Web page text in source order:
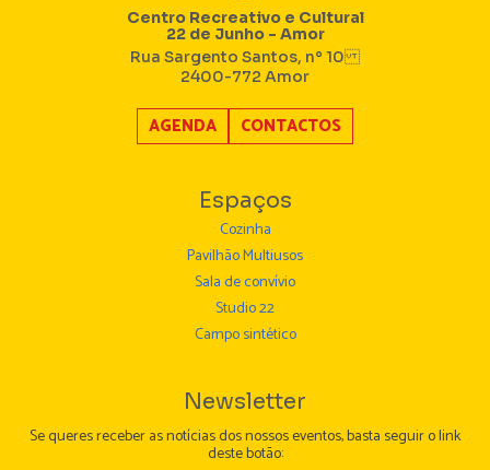
Rua Sargento Santos, nº 10
2400-772 Amor
AGENDA CONTACTOS
Pavilhão Multiusos
Sala de convívio
Studio 22
Campo sintético
Se queres receber as notícias dos nossos eventos, basta seguir o link
deste botão:
Newsletter